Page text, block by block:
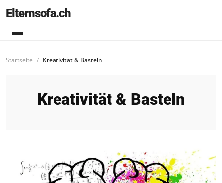
Elternsofa.ch
Startseite Kreativität & Basteln
Kreativität & Basteln